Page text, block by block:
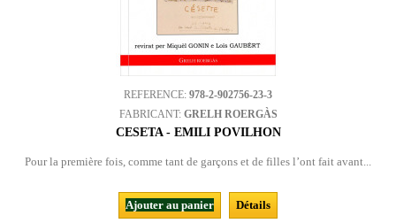
REFERENCE: 978-2-902756-23-3
FABRICANT: GRELH ROERGÀS
CESETA - EMILI POVILHON
Pour la première fois, comme tant de garçons et de filles l’ont fait avant...
Ajouter au panier
Détails